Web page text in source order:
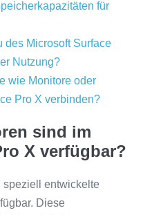
für
des Microsoft Surface
Nutzung?
wie Monitore oder
Pro X verbinden?
sind im
X verfügbar?
speziell entwickelte
Diese